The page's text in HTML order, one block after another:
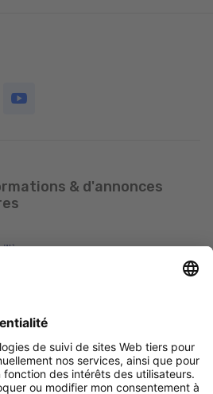
& d'annonces